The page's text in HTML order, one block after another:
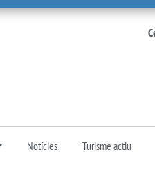
Notícies Turisme actiu